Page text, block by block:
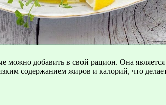
добавить в свой рацион. Она
содержанием жиров и калорий, что